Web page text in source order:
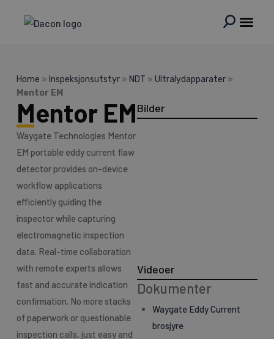
Home » Inspeksjonsutstyr» NDT » Ultralydapparater»
Mentor EM
Mentor EM
Waygate Technologies Mentor
EM portable eddy current flaw
detector provides on-device
workflow applications
efficiently guiding the
inspector while capturing
electromagnetic inspection
data. Real-time collaboration
with remote experts allows
fast and accurate indication
confirmation. No more stacks
of paperwork or questionable
inspection calls, just easy and
Bilder
Videoer
Dokumenter
Waygate Eddy Current
brosjyre